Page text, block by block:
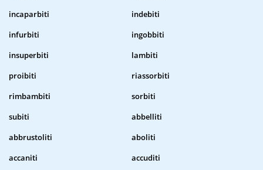
incaparbiti
indebiti
infurbiti
ingobbiti
insuperbiti
lambiti
proibiti
riassorbiti
rimbambiti
sorbiti
subiti
abbelliti
abbrustoliti
aboliti
accaniti
accuditi